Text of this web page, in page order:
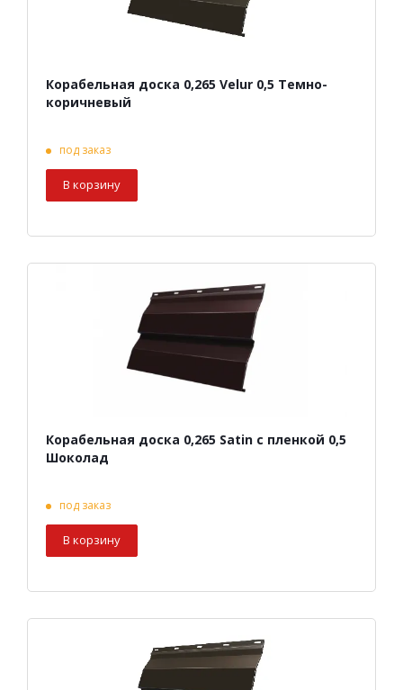
Корабельная доска 0,265 Velur 0,5 Темно-
коричневый
под заказ
В корзину
Корабельная доска 0,265 Satin с пленкой 0,5
Шоколад
под заказ
В корзину